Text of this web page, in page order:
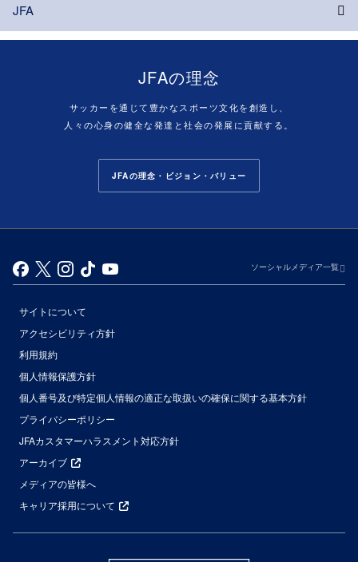
JFA
JFAの理念
サッカーを通じて豊かなスポーツ文化を創造し、
人々の心身の健全な発達と社会の発展に貢献する。
JFAの理念・ビジョン・バリュー
ソーシャルメディア一覧
サイトについて
アクセシビリティ方針
利用規約
個人情報保護方針
個人番号及び特定個人情報の適正な取扱いの確保に関する基本方針
プライバシーポリシー
JFAカスタマーハラスメント対応方針
アーカイブ
メディアの皆様へ
キャリア採用について